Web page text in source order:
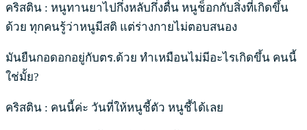
คริสติน : หนูทานยาไปกึ่งหลับกึ่งตื่น หนูช็อกกับสิ่งที่เกิดขึ้น
ด้วย ทุกคนรู้ว่าหนูมีสติ แต่ร่างกายไม่ตอบสนอง
มันยืนกอดอกอยู่กับตร.ด้วย ทำเหมือนไม่มีอะไรเกิดขึ้น คนนี้
ใช่มั้ย?
คริสติน : คนนี้ค่ะ วันที่ให้หนูชี้ตัว หนูชี้ได้เลย